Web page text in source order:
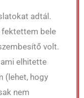
adtál.
fektettem bele
volt.
elhitette
(lehet, hogy
nem